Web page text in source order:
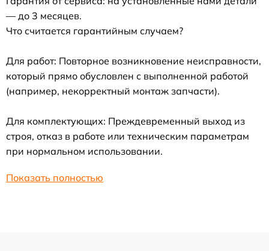
— до 3 месяцев.
Что считается гарантийным случаем?
Для работ: Повторное возникновение неисправности,
который прямо обусловлен с выполненной работой
(например, некорректный монтаж запчасти).
Для комплектующих: Преждевременный выход из
строя, отказ в работе или техническим параметрам
при нормальном использовании.
Показать полностью